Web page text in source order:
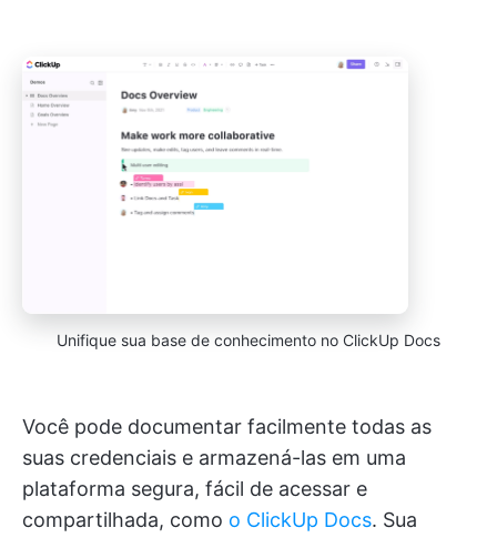
Unifique sua base de conhecimento no ClickUp Docs
Você pode documentar facilmente todas as
suas credenciais e armazená-las em uma
plataforma segura, fácil de acessar e
compartilhada, como o ClickUp Docs. Sua